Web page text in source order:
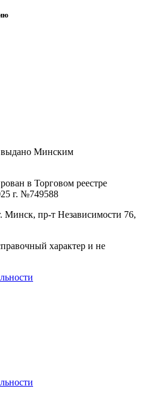
выдано Минским
в Торговом реестре
г. №749588
Минск, пр-т Независимости 76,
характер и не